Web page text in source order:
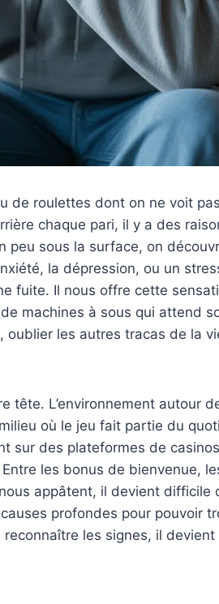
de roulettes dont on ne voit
chaque pari, il y a des
peu sous la surface, on
la dépression, ou un
fuite. Il nous offre cette
machines à sous qui attend
les autres tracas de la
tête. L’environnement autour
où le jeu fait partie du
sur des plateformes de
les bonus de bienvenue,
appâtent, il devient difficile
profondes pour pouvoir
les signes, il devient